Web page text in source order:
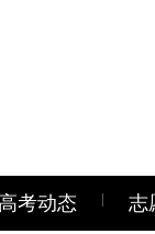
考动态 志